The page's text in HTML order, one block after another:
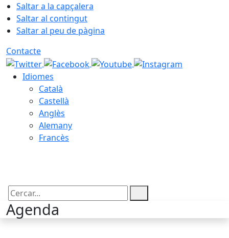
Saltar a la capçalera
Saltar al contingut
Saltar al peu de pàgina
Contacte
Idiomes
Català
Castellà
Anglès
Alemany
Francès
Cercar:
Agenda